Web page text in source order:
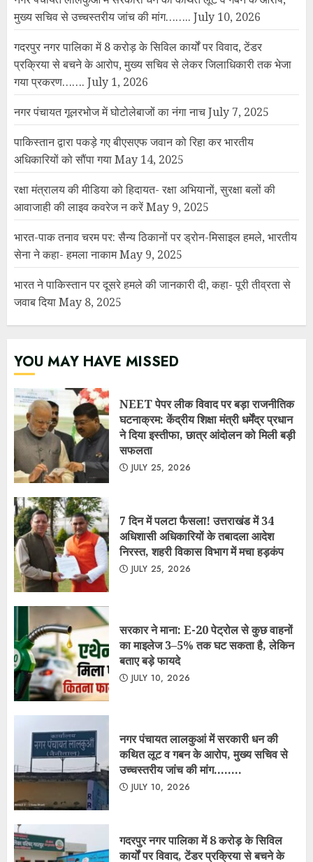
मुख्य सचिव से उच्चस्तरीय जांच की मांग…….. July 10, 2026
गदरपुर नगर पालिका में 8 करोड़ के सिविल कार्यों पर विवाद, टेंडर
प्रक्रिया से बचने के आरोप, मुख्य सचिव से लेकर जिलाधिकारी तक भेजा
गया प्रकरण……. July 1, 2026
नगर पंचायत गूलरभोज में घोटोलेबाजों का नंगा नाचJuly 7, 2025
पाकिस्तान द्वारा पकड़े गए बीएसएफ जवान को रिहा कर भारतीय
अधिकारियों को सौंपा गयाMay 14, 2025
रक्षा मंत्रालय की मीडिया को हिदायत- रक्षा अभियानों, सुरक्षा बलों की
आवाजाही की लाइव कवरेज न करेंMay 9, 2025
भारत-पाक तनाव चरम पर: सैन्य ठिकानों पर ड्रोन-मिसाइल हमले, भारतीय
सेना ने कहा- हमला नाकामMay 9, 2025
भारत ने पाकिस्तान पर दूसरे हमले की जानकारी दी, कहा- पूरी तीव्रता से
जवाब दियाMay 8, 2025
YOU MAY HAVE MISSED
NEET पेपर लीक विवाद पर बड़ा राजनीतिक
घटनाक्रम: केंद्रीय शिक्षा मंत्री धर्मेंद्र प्रधान
ने दिया इस्तीफा, छात्र आंदोलन को मिली बड़ी
सफलता
JULY 25, 2026
7 दिन में पलटा फैसला! उत्तराखंड में 34
अधिशासी अधिकारियों के तबादला आदेश
निरस्त, शहरी विकास विभाग में मचा हड़कंप
JULY 25, 2026
सरकार ने माना: E-20 पेट्रोल से कुछ वाहनों
का माइलेज 3–5% तक घट सकता है, लेकिन
बताए बड़े फायदे
JULY 10, 2026
नगर पंचायत लालकुआं में सरकारी धन की
कथित लूट व गबन के आरोप, मुख्य सचिव से
उच्चस्तरीय जांच की मांग……..
JULY 10, 2026
गदरपुर नगर पालिका में 8 करोड़ के सिविल
कार्यों पर विवाद, टेंडर प्रक्रिया से बचने के